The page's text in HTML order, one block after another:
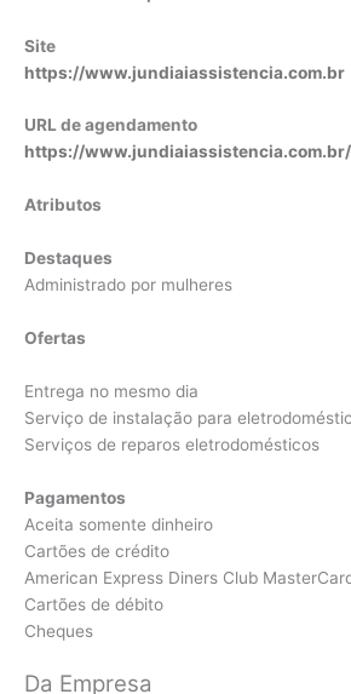
Site
https://www.jundiaiassistencia.com.br
URL de agendamento
https://
Atributos
Destaques
Administrado por mulheres
Ofertas
Entrega no mesmo dia
Serviço de instalação para
Serviços de reparos eletrodomésticos
Pagamentos
Aceita somente dinheiro
Cartões de crédito
American Express Diners Club
Cartões de débito
Cheques
Da Empresa